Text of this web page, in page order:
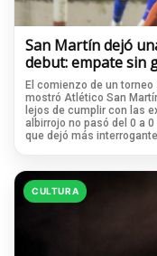
San Martín dejó
debut: empate sin
El comienzo de un
mostró Atlético San
lejos de cumplir con las
albirrojo no pasó del 0 a
que dejó más
CULTURA